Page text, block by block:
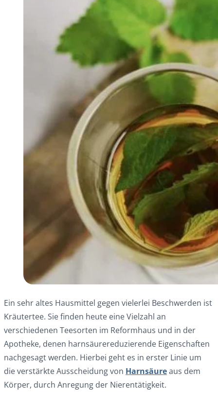
Ein sehr altes Hausmittel gegen vielerlei Beschwerden ist
Kräutertee. Sie finden heute eine Vielzahl an
verschiedenen Teesorten im Reformhaus und in der
Apotheke, denen harnsäurereduzierende Eigenschaften
nachgesagt werden. Hierbei geht es in erster Linie um
die verstärkte Ausscheidung von Harnsäureaus dem
Körper, durch Anregung der Nierentätigkeit.